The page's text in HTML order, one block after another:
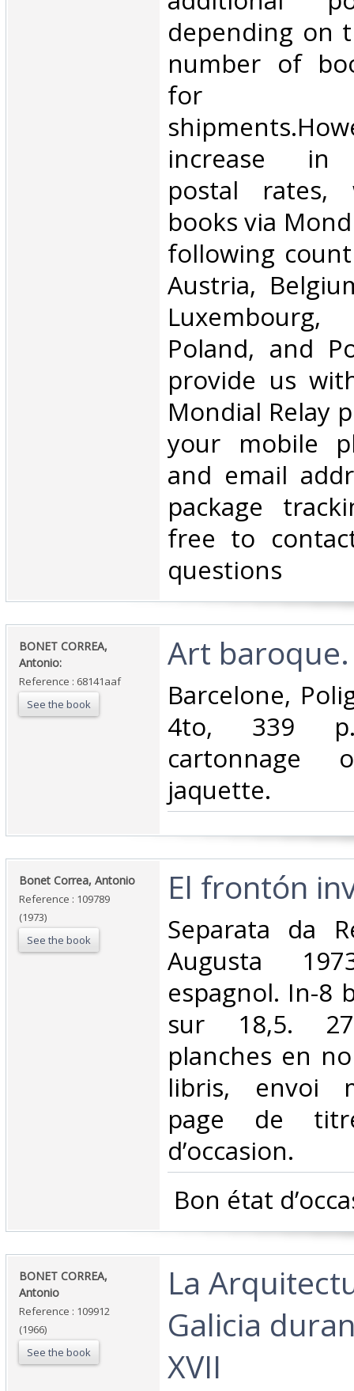
depending on
number of
for
increase in
postal
books via
following
Austria,
Poland, and
provide us
Mondial Relay
your mobile
and email
package
free to
questions‎
‎BONET CORREA,
Antonio:‎
Reference : 68141aaf
See the book
‎Art
‎Barcelone,
4to, 339
cartonnage
jaquette.‎
‎Bonet Correa, Antonio‎
Reference : 109789
(1973)
See the book
‎El frontón
‎Separata da
Augusta
espagnol. In-8
sur 18,5.
planches en
libris, envoi
page de
d’occasion.‎
Bon état
‎BONET CORREA,
Antonio‎
Reference : 109912
(1966)
See the book
‎La
Galicia
XVII‎